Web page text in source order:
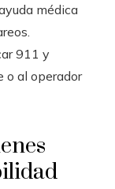
médica
911 y
o al operador